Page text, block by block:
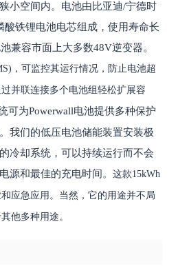
小空间内。电池由比亚迪/宁德时
酸铁锂电池电芯组成，使用寿命长
兼容市面上大多数48V逆变器。
，可监控其运行情况，防止电池超
并联连接多个电池组轻松扩展容
可为Powerwall电池提供多种保护
我们的低压电池储能装置安装极
冷却系统，可以持续运行而不会
源和最佳的充电时间。 这款15kWh
应急应用。当然，它的用途并不局
他多种用途。